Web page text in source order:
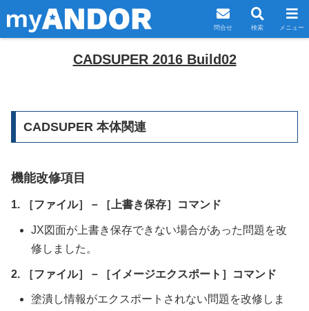
CADSUPER 2016 Build02
CADSUPER 本体関連
機能改修項目
1. ［ファイル］－［上書き保存］コマンド
JX図面が上書き保存できない場合があった問題を改
修しました。
2. ［ファイル］－［イメージエクスポート］コマンド
塗潰し情報がエクスポートされない問題を改修しま
問合せ 検索 メニュー